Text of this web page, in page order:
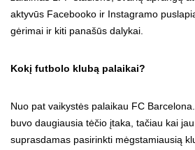
aktyvūs Facebooko ir Instagramo
gėrimai ir kiti panašūs dalykai.
Kokį futbolo klubą palaikai?
Nuo pat vaikystės palaikau FC
buvo daugiausia tėčio įtaka, tačiau kai
suprasdamas pasirinkti mėgstamiausią